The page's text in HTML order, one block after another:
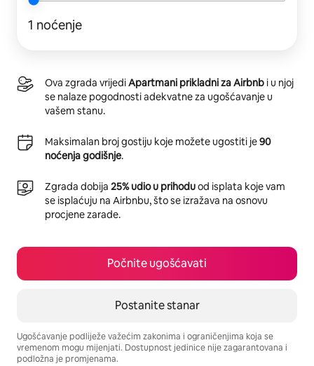
1 noćenje
Ova zgrada vrijediApartmani prikladni za Airbnb i u njoj
se nalaze pogodnosti adekvatne za ugošćavanje u
vašem stanu.
Maksimalan broj gostiju koje možete ugostiti je90
noćenja godišnje.
Zgrada dobija 25% udio u prihoduod isplata koje vam
se isplaćuju na Airbnbu, što se izražava na osnovu
procjene zarade.
Počnite ugošćavati
Postanite stanar
Ugošćavanje podliježe važećim zakonima i ograničenjima koja se
vremenom mogu mijenjati. Dostupnost jedinice nije zagarantovana i
podložna je promjenama.